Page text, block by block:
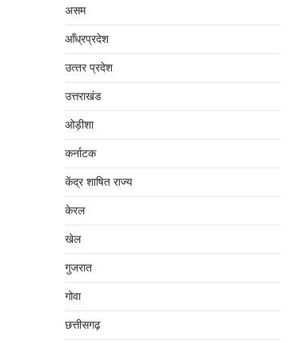
असम
आँध्रप्रदेश
उत्‍तर प्रदेश
उत्तराखंड
ओड़ीशा
कर्नाटक
केंद्र शाषित राज्य
केरल
खेल
गुजरात
गोवा
छत्तीसगढ़